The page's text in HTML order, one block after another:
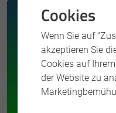
Entdecken
unseres
Portfolios
Cookies
Wenn Sie auf
akzeptieren Sie
Cookies auf
der Website zu